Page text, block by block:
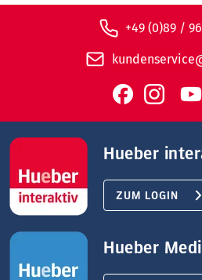
+49 (0)89 /
Hueber
ZUM LOGIN
Hueber